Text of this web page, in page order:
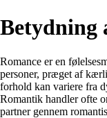
Betydning
Romance er en
personer, præget af
forhold kan variere fra
Romantik handler ofte
partner gennem